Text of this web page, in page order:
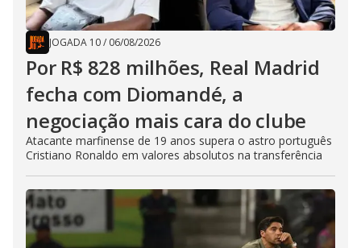
JOGADA 10/ 06/08/2026
Por R$ 828 milhões, Real Madrid
fecha com Diomandé, a
negociação mais cara do clube
Atacante marfinense de 19 anos supera o astro português
Cristiano Ronaldo em valores absolutos na transferência